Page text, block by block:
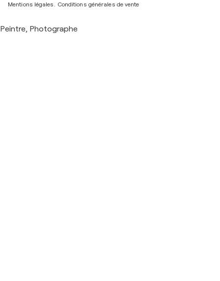
Mentions légales. Conditions générales de vente
Peintre, Photographe